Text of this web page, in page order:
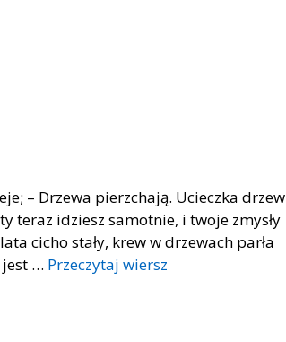
– Drzewa pierzchają. Ucieczka drzew
teraz idziesz samotnie, i twoje zmysły
cicho stały, krew w drzewach parła
jest … Przeczytaj wiersz